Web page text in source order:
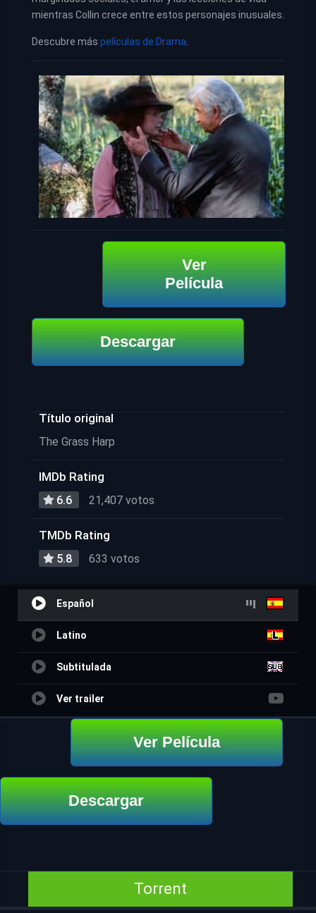
mientras Collin crece entre estos personajes inusuales.
Descubre más películas de Drama.
Ver
Película
Descargar
Título original
The Grass Harp
IMDb Rating
6.6 21,407 votos
TMDb Rating
5.8 633 votos
Español
Latino
Subtitulada
Ver trailer
Ver Película
Descargar
Torrent